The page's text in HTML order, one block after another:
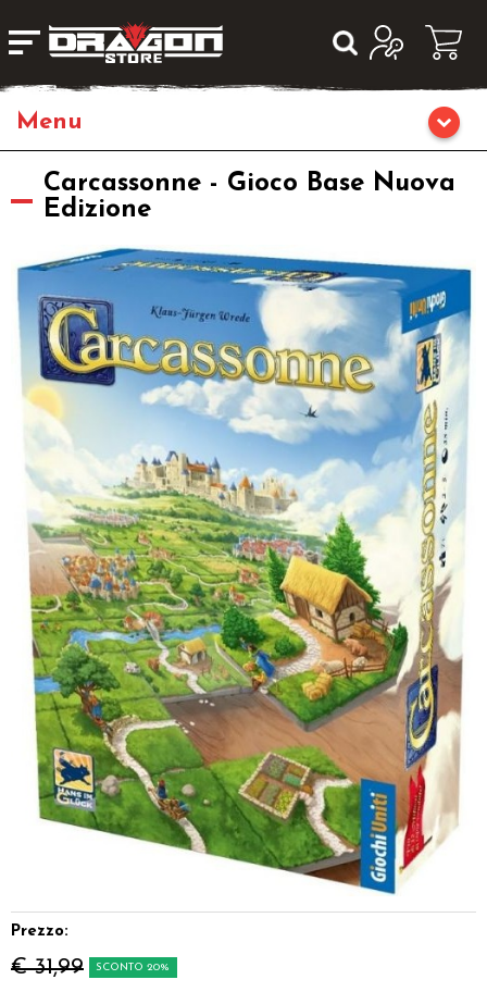
Home
Editoria
Giochi di Carte Collezionabili
Miniature
Dadi
Accessori
Giocattoli e Gadget
Offerte del Dragone
Carcassonne - Gioco Base Nuova
Edizione
Prezzo:
€ 31,99 SCONTO 20%